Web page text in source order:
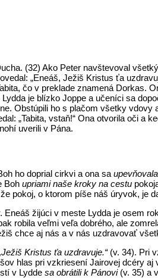
(32) Ako Peter navštevoval
„Eneáš, Ježiš Kristus ťa
čo v preklade znamená Dorkas.
je blízko Joppe a učeníci sa
Obstúpili ho s plačom všetky vdovy
„Tabita, vstaň!“ Ona otvorila oči a
uverili v Pána.
ho doprial cirkvi a ona sa upevňovala
Boh upriami naše kroky na cestu
pokoj, o ktorom píše náš úryvok, je
žijúci v meste Lydda je osem
robila veľmi veľa dobrého, ale
chce aj nás a v nás uzdravovať
Kristus ťa uzdravuje.“(v. 34). Pri
hlas pri vzkriesení Jairovej dcéry aj
v Lydde sa obrátili k Pánovi(v. 35) a